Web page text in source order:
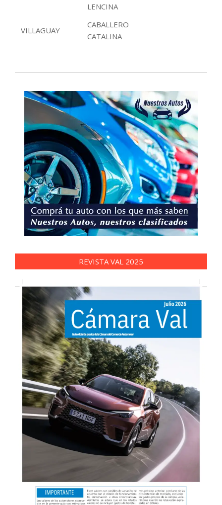
LENCINA
VILLAGUAY
CABALLERO
CATALINA
06-
REVISTA VAL 2025